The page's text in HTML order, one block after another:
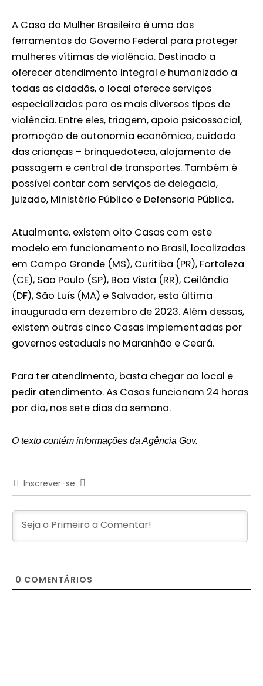
A Casa da Mulher Brasileira é uma das
ferramentas do Governo Federal para proteger
mulheres vítimas de violência. Destinado a
oferecer atendimento integral e humanizado a
todas as cidadãs, o local oferece serviços
especializados para os mais diversos tipos de
violência. Entre eles, triagem, apoio psicossocial,
promoção de autonomia econômica, cuidado
das crianças – brinquedoteca, alojamento de
passagem e central de transportes. Também é
possível contar com serviços de delegacia,
juizado, Ministério Público e Defensoria Pública.
Atualmente, existem oito Casas com este
modelo em funcionamento no Brasil, localizadas
em Campo Grande (MS), Curitiba (PR), Fortaleza
(CE), São Paulo (SP), Boa Vista (RR), Ceilândia
(DF), São Luís (MA) e Salvador, esta última
inaugurada em dezembro de 2023. Além dessas,
existem outras cinco Casas implementadas por
governos estaduais no Maranhão e Ceará.
Para ter atendimento, basta chegar ao local e
pedir atendimento. As Casas funcionam 24 horas
por dia, nos sete dias da semana.
O texto contém informações da Agência Gov.
Inscrever-se
0 COMENTÁRIOS